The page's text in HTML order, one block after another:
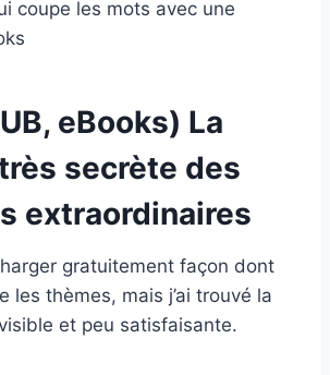
coupe les mots avec une
eBooks) La
secrète des
extraordinaires
gratuitement façon dont
les thèmes, mais j’ai trouvé la
et peu satisfaisante.